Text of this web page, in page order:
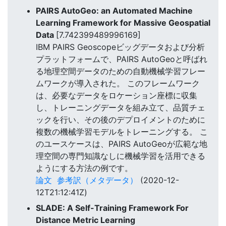
PAIRS AutoGeo: an Automated Machine
Learning Framework for Massive Geospatial
Data [7.742399489996169]
IBM PAIRS Geoscopeビッグデータおよび分析
プラットフォームで、PAIRS AutoGeoと呼ばれ
る地理空間データのための自動機械学習フレー
ムワークが導入された。 このフレームワーク
は、必要なデータをロケーション座標に収集
し、トレーニングデータを組み立て、品質チェ
ックを行い、その後のデプロイメントのために
複数の機械学習モデルをトレーニングする。 こ
のユースケースは、PAIRS AutoGeoが広範な地
理空間の専門知識なしに機械学習を活用できる
ようにする方法の例です。
論文 参考訳（メタデータ）
(2020-12-
12T21:12:41Z)
SLADE: A Self-Training Framework For
Distance Metric Learning